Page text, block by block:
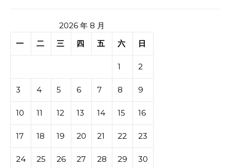
2026 年 8 月
一
二 三 四 五 六 日
1 2
3 4 5 6 7 8 9
10 11 12 13 14 15 16
17 18 19 20 21 22 23
24 25 26 27 28 29 30